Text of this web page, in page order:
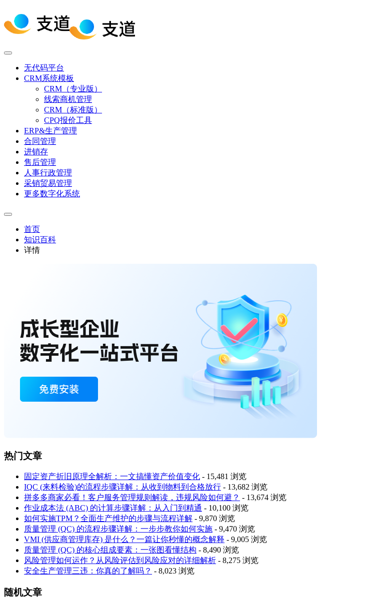
无代码平台
CRM系统模板
CRM（专业版）
线索商机管理
CRM（标准版）
CPQ报价工具
ERP&生产管理
合同管理
进销存
售后管理
人事行政管理
采销贸易管理
更多数字化系统
首页
知识百科
详情
热门文章
固定资产折旧原理全解析：一文搞懂资产价值变化 - 15,481 浏览
IQC (来料检验)的流程步骤详解：从收到物料到合格放行 - 13,682 浏览
拼多多商家必看！客户服务管理规则解读，违规风险如何避？ - 13,674 浏览
作业成本法 (ABC) 的计算步骤详解：从入门到精通 - 10,100 浏览
如何实施TPM？全面生产维护的步骤与流程详解 - 9,870 浏览
质量管理 (QC) 的流程步骤详解：一步步教你如何实施 - 9,470 浏览
VMI (供应商管理库存) 是什么？一篇让你秒懂的概念解释 - 9,005 浏览
质量管理 (QC) 的核心组成要素：一张图看懂结构 - 8,490 浏览
风险管理如何运作？从风险评估到风险应对的详细解析 - 8,275 浏览
安全生产管理三违：你真的了解吗？ - 8,023 浏览
随机文章